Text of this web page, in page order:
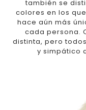
también se
colores en los
hace aún más
cada persona.
distinta, pero
y simpático